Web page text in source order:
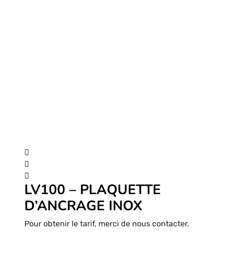
LV100 – PLAQUETTE
D’ANCRAGE INOX
Pour obtenir le tarif, merci de nous contacter.